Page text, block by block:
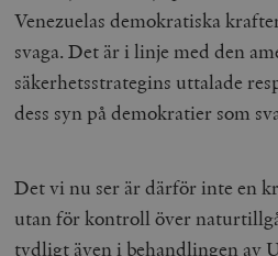
Venezuelas demokratiska
svaga. Det är i linje med den
säkerhetsstrategins uttalade
dess syn på demokratier som
Det vi nu ser är därför inte en
utan för kontroll över
tydligt även i behandlingen av